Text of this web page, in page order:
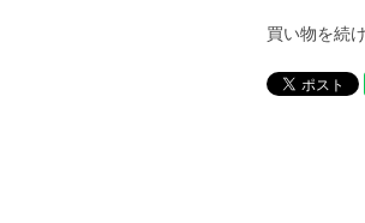
買い物を続